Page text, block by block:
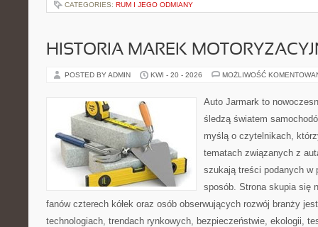
CATEGORIES: RUM I JEGO ODMIANY
HISTORIA MAREK
POSTED BY ADMIN KWI - 20 - 2026 MOŻLIWOŚĆ
Auto Jarmark to
śledzą światem
myślą o czytelnikach,
tematach związanych z
szukają treści podanych w
sposób. Strona skupia się
fanów czterech kółek oraz osób obserwujących rozwój branży
technologiach, trendach rynkowych, bezpieczeństwie, ekologii,